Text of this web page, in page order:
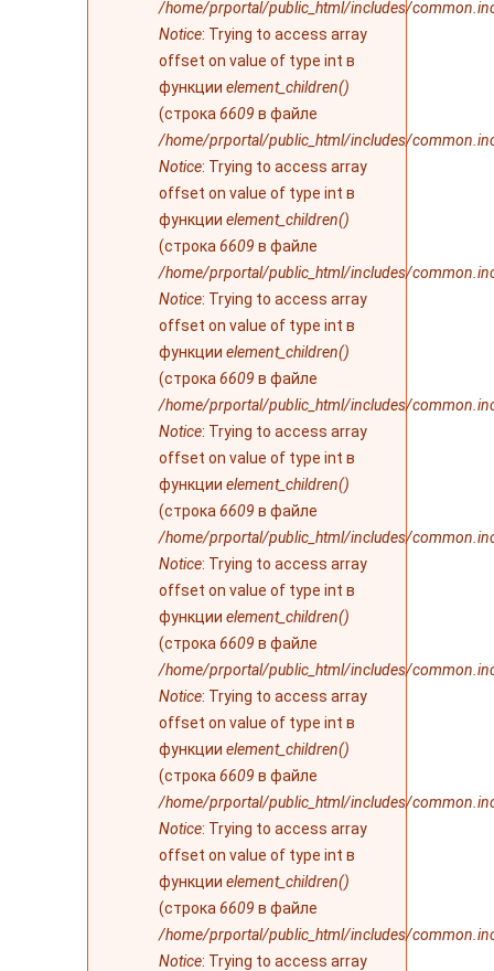
/home/prportal/public_html/includes/
Notice: Trying to access array
offset on value of type int в
функции element_children()
(строка 6609 в файле
/home/prportal/public_html/includes/
Notice: Trying to access array
offset on value of type int в
функции element_children()
(строка 6609 в файле
/home/prportal/public_html/includes/
Notice: Trying to access array
offset on value of type int в
функции element_children()
(строка 6609 в файле
/home/prportal/public_html/includes/
Notice: Trying to access array
offset on value of type int в
функции element_children()
(строка 6609 в файле
/home/prportal/public_html/includes/
Notice: Trying to access array
offset on value of type int в
функции element_children()
(строка 6609 в файле
/home/prportal/public_html/includes/
Notice: Trying to access array
offset on value of type int в
функции element_children()
(строка 6609 в файле
/home/prportal/public_html/includes/
Notice: Trying to access array
offset on value of type int в
функции element_children()
(строка 6609 в файле
/home/prportal/public_html/includes/
Notice: Trying to access array